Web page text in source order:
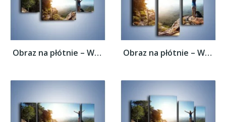
Obraz na płótnie – Wolność siła i piękno –... Obraz na płótnie – Wolność siła i piękno –...